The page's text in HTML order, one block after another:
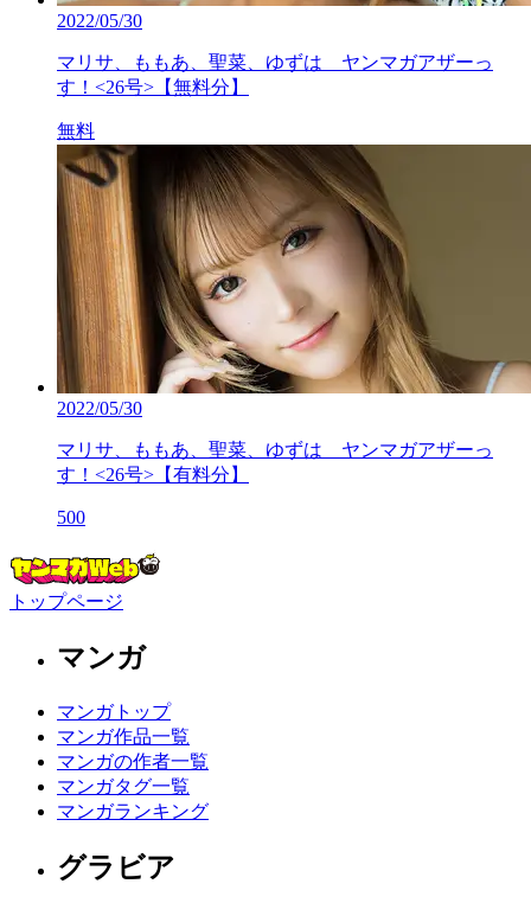
2022/05/30
マリサ、ももあ、聖菜、ゆずは ヤンマガアザーっ
す！<26号>【無料分】
無料
2022/05/30
マリサ、ももあ、聖菜、ゆずは ヤンマガアザーっ
す！<26号>【有料分】
500
トップページ
マンガ
マンガトップ
マンガ作品一覧
マンガの作者一覧
マンガタグ一覧
マンガランキング
グラビア